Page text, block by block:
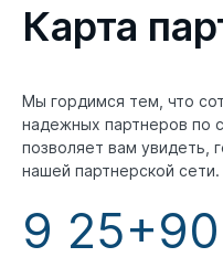
Карта
Мы гордимся тем, что
надежных партнеров по
позволяет вам увидеть,
нашей партнерской сети.
9 25+